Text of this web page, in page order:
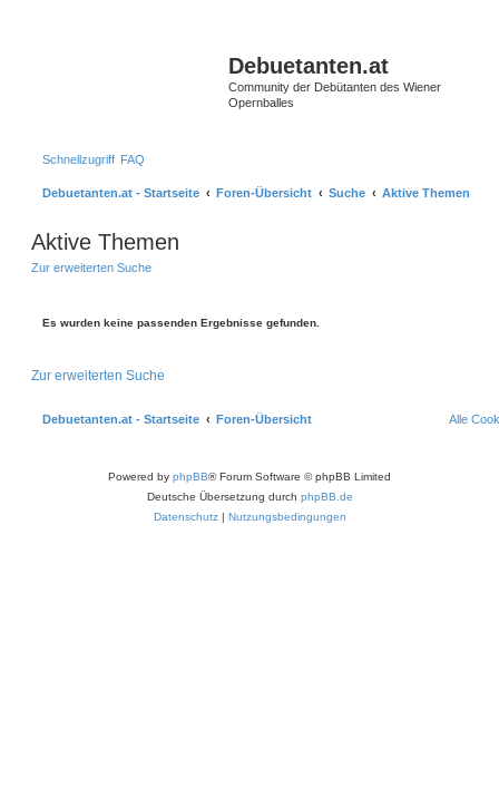
Debuetanten.at
Community der Debütanten des Wiener
Opernballes
Schnellzugriff FAQ
Debuetanten.at - Startseite Foren-Übersicht Suche Aktive Themen
Aktive Themen
Zur erweiterten Suche
Es wurden keine passenden Ergebnisse gefunden.
Zur erweiterten Suche
Debuetanten.at - Startseite Foren-Übersicht Alle
Powered by phpBB® Forum Software © phpBB Limited
Deutsche Übersetzung durch phpBB.de
Datenschutz| Nutzungsbedingungen